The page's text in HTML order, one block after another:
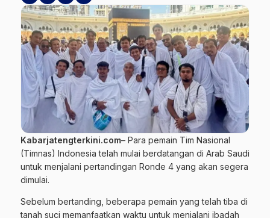
Kabarjatengterkini.com– Para pemain Tim Nasional
(Timnas) Indonesia telah mulai berdatangan di Arab Saudi
untuk menjalani pertandingan Ronde 4 yang akan segera
dimulai.
Sebelum bertanding, beberapa pemain yang telah tiba di
tanah suci memanfaatkan waktu untuk menjalani ibadah